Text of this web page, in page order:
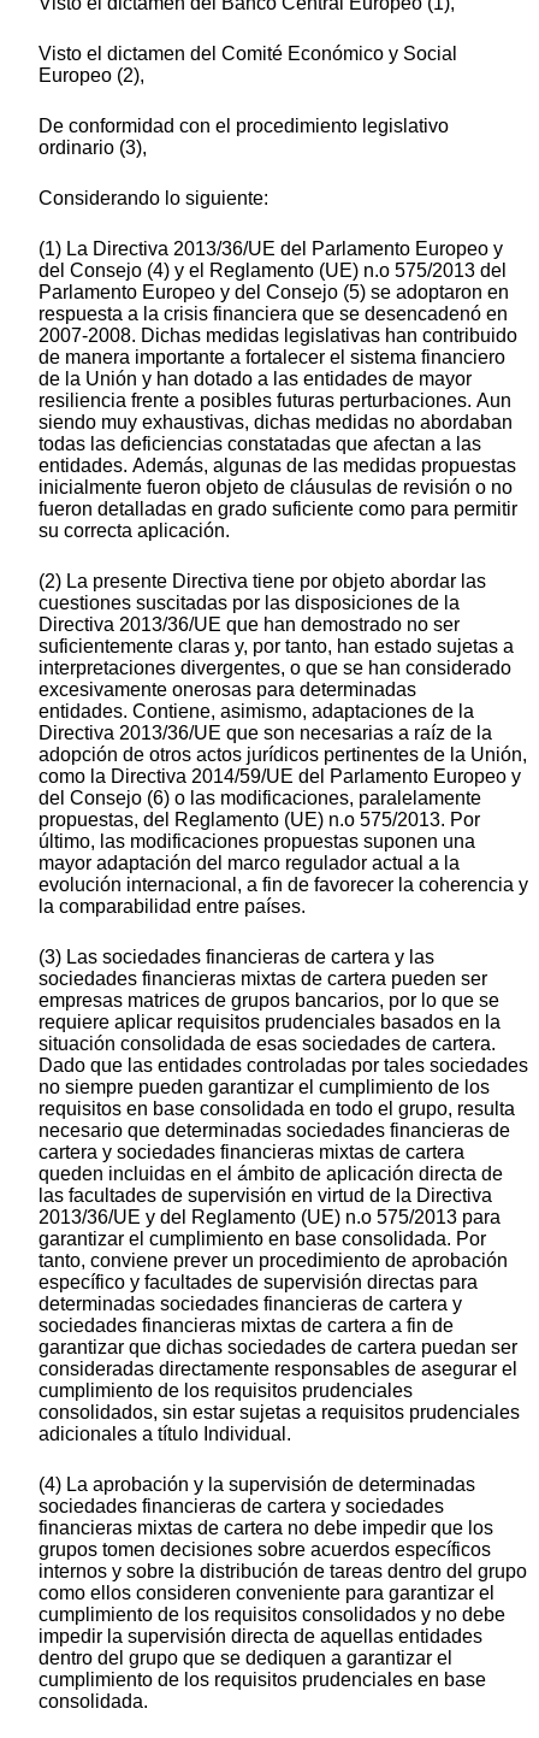
Visto el dictamen del Comité Económico y Social
Europeo (2),
De conformidad con el procedimiento legislativo
ordinario (3),
Considerando lo siguiente:
(1) La Directiva 2013/36/UE del Parlamento Europeo y
del Consejo (4) y el Reglamento (UE) n.o 575/2013 del
Parlamento Europeo y del Consejo (5) se adoptaron en
respuesta a la crisis financiera que se desencadenó en
2007-2008. Dichas medidas legislativas han contribuido
de manera importante a fortalecer el sistema financiero
de la Unión y han dotado a las entidades de mayor
resiliencia frente a posibles futuras perturbaciones. Aun
siendo muy exhaustivas, dichas medidas no abordaban
todas las deficiencias constatadas que afectan a las
entidades. Además, algunas de las medidas propuestas
inicialmente fueron objeto de cláusulas de revisión o no
fueron detalladas en grado suficiente como para permitir
su correcta aplicación.
(2) La presente Directiva tiene por objeto abordar las
cuestiones suscitadas por las disposiciones de la
Directiva 2013/36/UE que han demostrado no ser
suficientemente claras y, por tanto, han estado sujetas a
interpretaciones divergentes, o que se han considerado
excesivamente onerosas para determinadas
entidades. Contiene, asimismo, adaptaciones de la
Directiva 2013/36/UE que son necesarias a raíz de la
adopción de otros actos jurídicos pertinentes de la Unión,
como la Directiva 2014/59/UE del Parlamento Europeo y
del Consejo (6) o las modificaciones, paralelamente
propuestas, del Reglamento (UE) n.o 575/2013. Por
último, las modificaciones propuestas suponen una
mayor adaptación del marco regulador actual a la
evolución internacional, a fin de favorecer la coherencia y
la comparabilidad entre países.
(3) Las sociedades financieras de cartera y las
sociedades financieras mixtas de cartera pueden ser
empresas matrices de grupos bancarios, por lo que se
requiere aplicar requisitos prudenciales basados en la
situación consolidada de esas sociedades de cartera.
Dado que las entidades controladas por tales sociedades
no siempre pueden garantizar el cumplimiento de los
requisitos en base consolidada en todo el grupo, resulta
necesario que determinadas sociedades financieras de
cartera y sociedades financieras mixtas de cartera
queden incluidas en el ámbito de aplicación directa de
las facultades de supervisión en virtud de la Directiva
2013/36/UE y del Reglamento (UE) n.o 575/2013 para
garantizar el cumplimiento en base consolidada. Por
tanto, conviene prever un procedimiento de aprobación
específico y facultades de supervisión directas para
determinadas sociedades financieras de cartera y
sociedades financieras mixtas de cartera a fin de
garantizar que dichas sociedades de cartera puedan ser
consideradas directamente responsables de asegurar el
cumplimiento de los requisitos prudenciales
consolidados, sin estar sujetas a requisitos prudenciales
adicionales a título Individual.
(4) La aprobación y la supervisión de determinadas
sociedades financieras de cartera y sociedades
financieras mixtas de cartera no debe impedir que los
grupos tomen decisiones sobre acuerdos específicos
internos y sobre la distribución de tareas dentro del grupo
como ellos consideren conveniente para garantizar el
cumplimiento de los requisitos consolidados y no debe
impedir la supervisión directa de aquellas entidades
dentro del grupo que se dediquen a garantizar el
cumplimiento de los requisitos prudenciales en base
consolidada.